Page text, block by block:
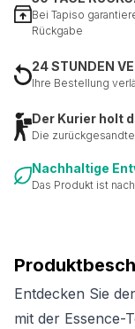
Entdecken Sie
mit der Essence-
Bei Tapiso
Rückgabe
24 STUNDEN
Ihre Bestellung
Der Kurier holt
Die
Nachhaltige
Das Produkt ist